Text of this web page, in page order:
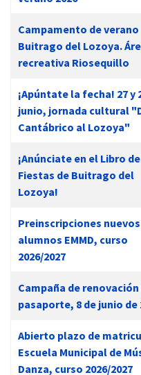
Campamento de verano
Buitrago del Lozoya.
recreativa Riosequillo
¡Apúntate la fecha! 27 y
junio, jornada cultural
Cantábrico al Lozoya"
¡Anúnciate en el Libro de
Fiestas de Buitrago del
Lozoya!
Preinscripciones nuevos
alumnos EMMD, curso
2026/2027
Campaña de renovación
pasaporte, 8 de junio de
Abierto plazo de
Escuela Municipal de
Danza, curso 2026/2027